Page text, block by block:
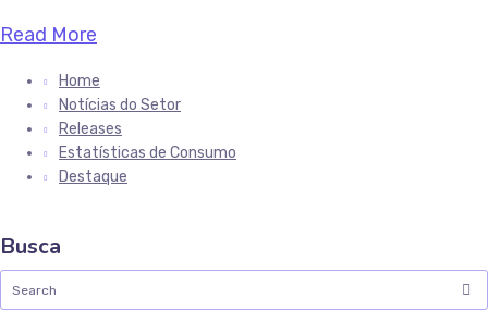
Read More
Home
Notícias do Setor
Releases
Estatísticas de Consumo
Destaque
Busca